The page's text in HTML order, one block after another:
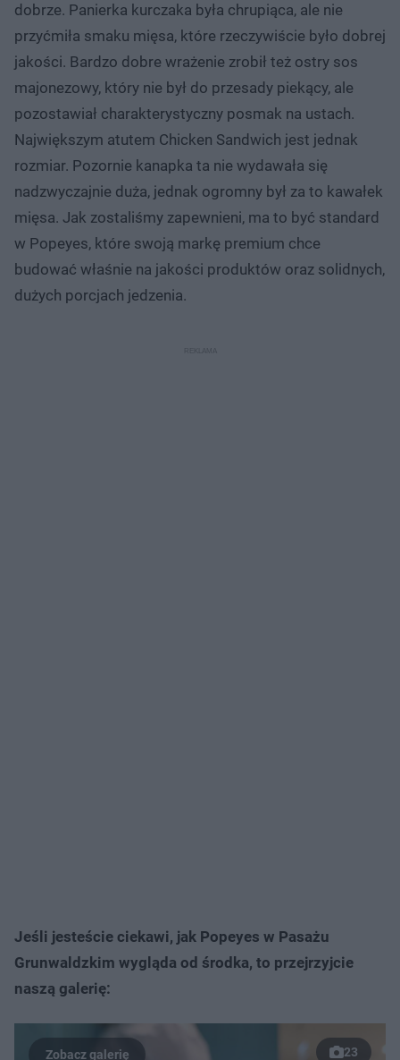
dobrze. Panierka kurczaka była chrupiąca, ale nie
przyćmiła smaku mięsa, które rzeczywiście było dobrej
jakości. Bardzo dobre wrażenie zrobił też ostry sos
majonezowy, który nie był do przesady piekący, ale
pozostawiał charakterystyczny posmak na ustach.
Największym atutem Chicken Sandwich jest jednak
rozmiar. Pozornie kanapka ta nie wydawała się
nadzwyczajnie duża, jednak ogromny był za to kawałek
mięsa. Jak zostaliśmy zapewnieni, ma to być standard
w Popeyes, które swoją markę premium chce
budować właśnie na jakości produktów oraz solidnych,
dużych porcjach jedzenia.
Jeśli jesteście ciekawi, jak Popeyes w Pasażu
Grunwaldzkim wygląda od środka, to przejrzyjcie
naszą galerię:
23